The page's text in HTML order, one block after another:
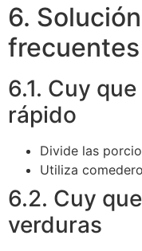
6.
frecuentes
6.1. Cuy
rápido
Divide las
Utiliza
6.2. Cuy
verduras